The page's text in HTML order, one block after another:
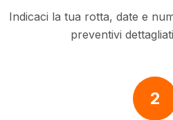
Indicaci la tua rotta, date e
preventivi
2